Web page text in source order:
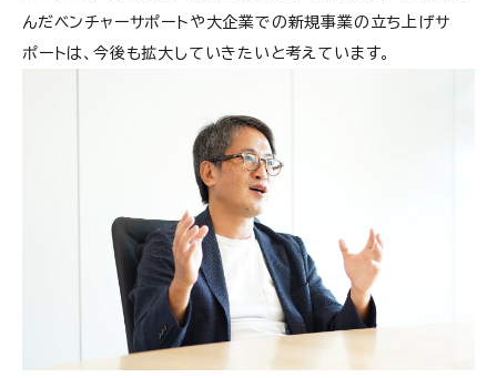
んだベンチャーサポートや大企業での新規事業の立ち上げサ
ポートは、今後も拡大していきたいと考えています。